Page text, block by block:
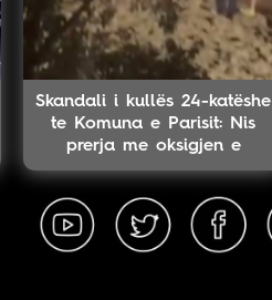
Skandali i kullës 24-katëshe
te Komuna e Parisit: Nis
prerja me oksigjen e
kolektorit magjistral në